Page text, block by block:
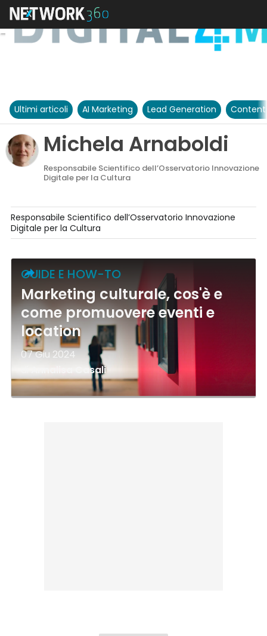
Ultimi articoli AI Marketing Lead Generation
Michela Arnaboldi
Responsabile Scientifico dell’Osservatorio Innovazione
Digitale per la Cultura
Responsabile Scientifico dell’Osservatorio Innovazione
Digitale per la Cultura
GUIDE E HOW-TO
Marketing culturale, cos'è e
come promuovere eventi e
location
07 Giu 2024
Annalisa Casali